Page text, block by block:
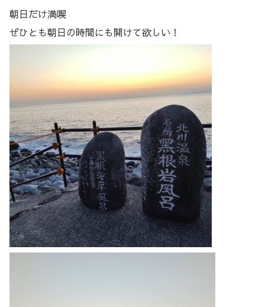
朝日だけ満喫
ぜひとも朝日の時間にも開けて欲しい！